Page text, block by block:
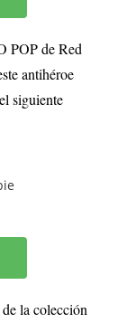
POP de Red
antihéroe
siguiente
la colección